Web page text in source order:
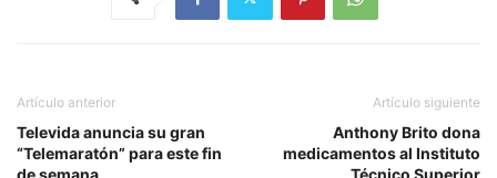
Artículo anterior
Televida anuncia su gran
“Telemaratón” para este fin
de semana
Artículo siguiente
Anthony Brito dona
medicamentos al Instituto
Técnico Superior